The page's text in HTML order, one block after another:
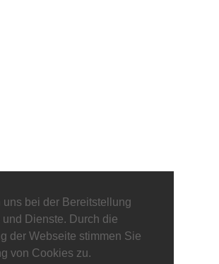
bei der Bereitstellung
Dienste. Durch die
der Webseite stimmen Sie
von Cookies zu.
© keepitliberal.de
Impressum Kontakt